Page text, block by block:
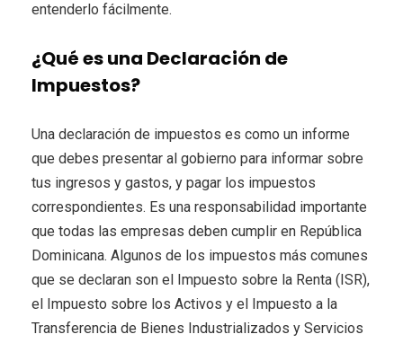
entenderlo fácilmente.
¿Qué es una Declaración de
Impuestos?
Una declaración de impuestos es como un informe
que debes presentar al gobierno para informar sobre
tus ingresos y gastos, y pagar los impuestos
correspondientes. Es una responsabilidad importante
que todas las empresas deben cumplir en República
Dominicana. Algunos de los impuestos más comunes
que se declaran son el Impuesto sobre la Renta (ISR),
el Impuesto sobre los Activos y el Impuesto a la
Transferencia de Bienes Industrializados y Servicios